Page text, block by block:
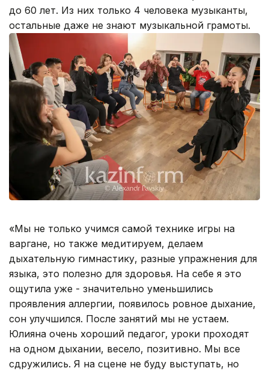
до 60 лет. Из них только 4 человека музыканты,
остальные даже не знают музыкальной грамоты.
«Мы не только учимся самой технике игры на
варгане, но также медитируем, делаем
дыхательную гимнастику, разные упражнения для
языка, это полезно для здоровья. На себе я это
ощутила уже - значительно уменьшились
проявления аллергии, появилось ровное дыхание,
сон улучшился. После занятий мы не устаем.
Юлияна очень хороший педагог, уроки проходят
на одном дыхании, весело, позитивно. Мы все
сдружились. Я на сцене не буду выступать, но